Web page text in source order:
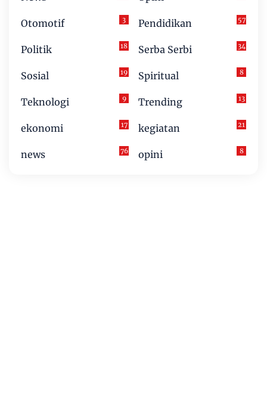
Otomotif 3 Pendidikan 57
Politik 18 Serba Serbi 34
Sosial 19 Spiritual 8
Teknologi 9 Trending 13
ekonomi 17 kegiatan 21
news 76 opini 8